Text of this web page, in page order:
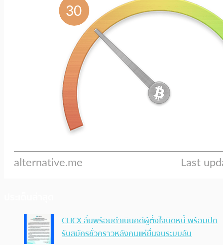
CLICX ลั่นพร้อมดำเนินคดีผู้ตั้งใจบิดหนี้ พร้อมปิด
รับสมัครชั่วคราวหลังคนแห่ยื่นจนระบบล้น